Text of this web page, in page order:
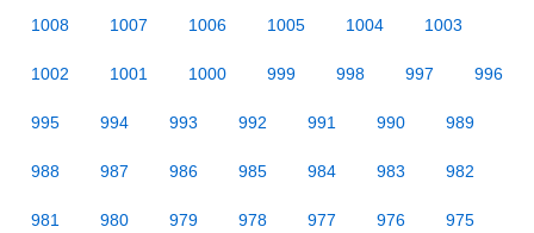
1008 1007 1006 1005 1004 1003
1002 1001 1000 999 998 997 996
995 994 993 992 991 990 989
988 987 986 985 984 983 982
981 980 979 978 977 976 975